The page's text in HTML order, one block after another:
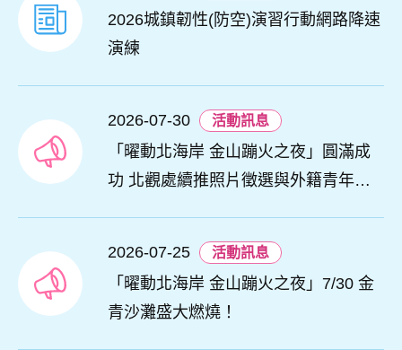
2026城鎮韌性(防空)演習行動網路降速
演練
2026-07-30 活動訊息
「曜動北海岸 金山蹦火之夜」圓滿成
功 北觀處續推照片徵選與外籍青年免
2026-07-25 活動訊息
「曜動北海岸 金山蹦火之夜」7/30 金
青沙灘盛大燃燒！